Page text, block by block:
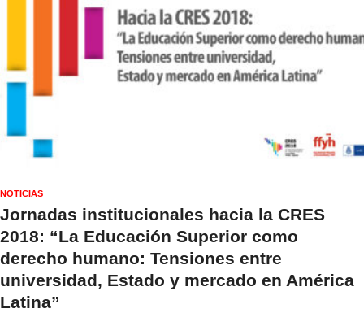
NOTICIAS
Jornadas institucionales hacia la CRES
2018: “La Educación Superior como
derecho humano: Tensiones entre
universidad, Estado y mercado en América
Latina”